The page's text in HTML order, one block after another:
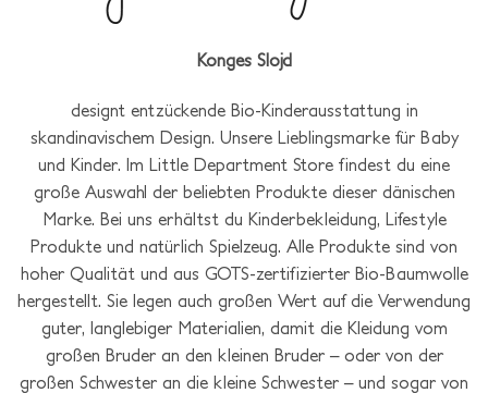
Konges Slojd
designt entzückende Bio-Kinderausstattung in
skandinavischem Design. Unsere Lieblingsmarke für Baby
und Kinder. Im Little Department Store findest du eine
große Auswahl der beliebten Produkte dieser dänischen
Marke. Bei uns erhältst du Kinderbekleidung, Lifestyle
Produkte und natürlich Spielzeug. Alle Produkte sind von
hoher Qualität und aus GOTS-zertifizierter Bio-Baumwolle
hergestellt. Sie legen auch großen Wert auf die Verwendung
guter, langlebiger Materialien, damit die Kleidung vom
großen Bruder an den kleinen Bruder – oder von der
großen Schwester an die kleine Schwester – und sogar von